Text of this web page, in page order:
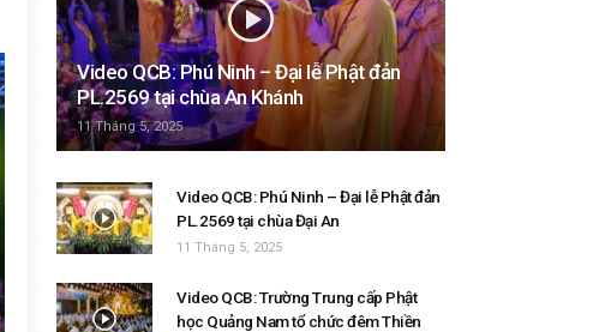
Video QCB: Phú Ninh – Đại lễ Phật đản
PL.2569 tại chùa An Khánh
11 Tháng 5, 2025
Video QCB: Phú Ninh – Đại lễ Phật đản
PL.2569 tại chùa Đại An
11 Tháng 5, 2025
Video QCB: Trường Trung cấp Phật
học Quảng Nam tổ chức đêm Thiền